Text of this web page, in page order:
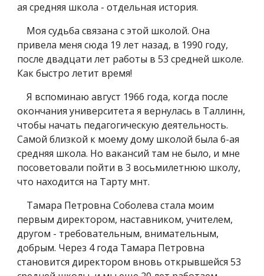
ая средняя школа - отдельная история.
Моя судьба связана с этой школой. Она
привела меня сюда 19 лет назад, в 1990 году,
после двадцати лет работы в 53 средней школе.
Как быстро летит время!
Я вспоминаю август 1966 года, когда после
окончания университета я вернулась в Таллинн,
чтобы начать педагогическую деятельность.
Самой близкой к моему дому школой была 6-ая
средняя школа. Но вакансий там не было, и мне
посоветовали пойти в 3 восьмилетнюю школу,
что находится на Тарту мнт.
Тамара Петровна Соболева стала моим
первым директором, наставником, учителем,
другом - требовательным, внимательным,
добрым. Через 4 года Тамара Петровна
становится директором вновь открывшейся 53